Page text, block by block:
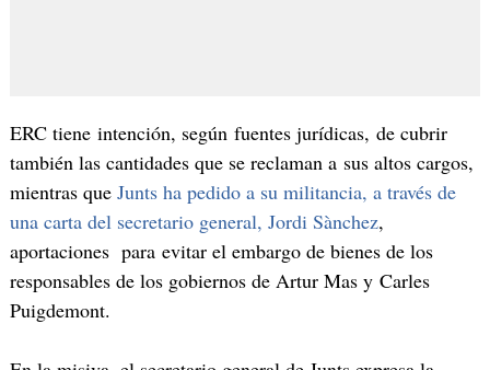
ERC tiene intención, según fuentes jurídicas, de cubrir
también las cantidades que se reclaman a sus altos cargos,
mientras que Junts ha pedido a su militancia, a través de
una carta del secretario general, Jordi Sànchez,
aportaciones para evitar el embargo de bienes de los
responsables de los gobiernos de Artur Mas y Carles
Puigdemont.